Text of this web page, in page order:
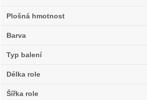
Plošná hmotnost
Barva
Typ balení
Délka role
Šířka role